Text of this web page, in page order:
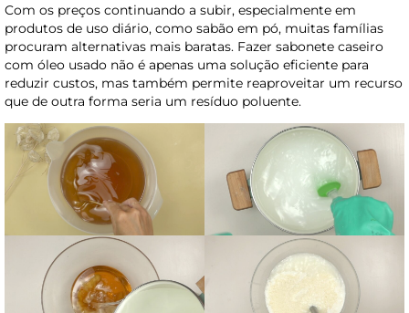
Com os preços continuando a subir, especialmente em
produtos de uso diário, como sabão em pó, muitas famílias
procuram alternativas mais baratas. Fazer sabonete caseiro
com óleo usado não é apenas uma solução eficiente para
reduzir custos, mas também permite reaproveitar um recurso
que de outra forma seria um resíduo poluente.